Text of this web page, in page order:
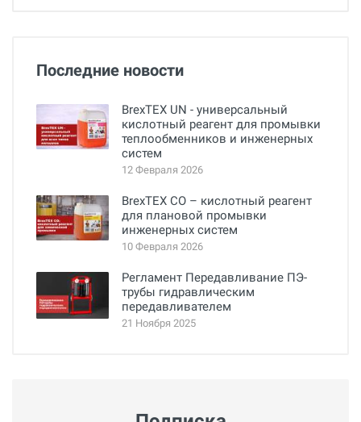
Последние новости
BrexTEX UN - универсальный
кислотный реагент для промывки
теплообменников и инженерных
систем
12 Февраля 2026
BrexTEX CO – кислотный реагент
для плановой промывки
инженерных систем
10 Февраля 2026
Регламент Передавливание ПЭ-
трубы гидравлическим
передавливателем
21 Ноября 2025